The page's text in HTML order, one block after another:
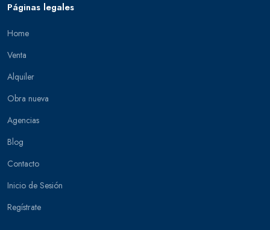
Páginas legales
Home
Venta
Alquiler
Obra nueva
Agencias
Blog
Contacto
Inicio de Sesión
Regístrate